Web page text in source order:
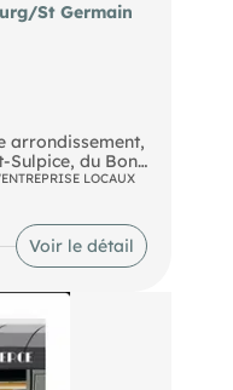
St Germain
arrondissement,
du Bon
vous
bail situé dans
à fort passage
d’un
d’enseignes de
: 20 m² environ
sol Boutique en
Bail renouvelé
HC HT / trimestre
: PRET A
LOCAUX
Voir le détail